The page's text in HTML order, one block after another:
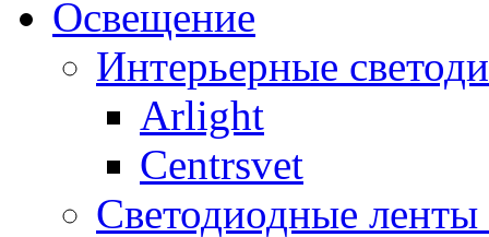
Освещение
Интерьерные
Arlight
Centrsvet
Светодиодные